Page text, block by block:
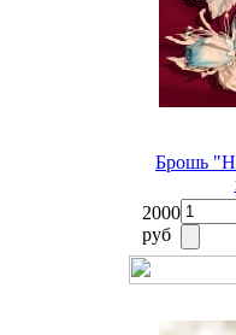
Брошь
2000
руб